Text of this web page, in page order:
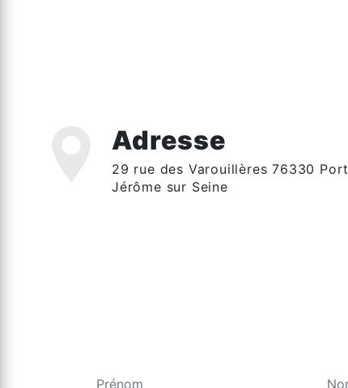
Adresse
29 rue des Varouillères 76330 Port
Jérôme sur Seine